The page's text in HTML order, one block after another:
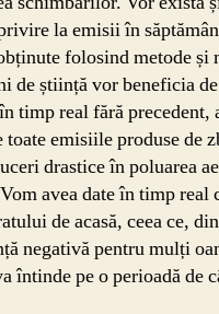
la emisii în
folosind metode și
de știință vor beneficia de
timp real fără precedent,
toate emisiile produse de
drastice în poluarea
avea date în timp real
de acasă, ceea ce,
negativă pentru mulți
întinde pe o perioadă de